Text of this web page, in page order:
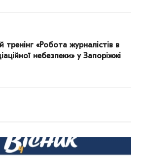
тренінг «Робота журналістів в
небезпеки» у Запоріжжі